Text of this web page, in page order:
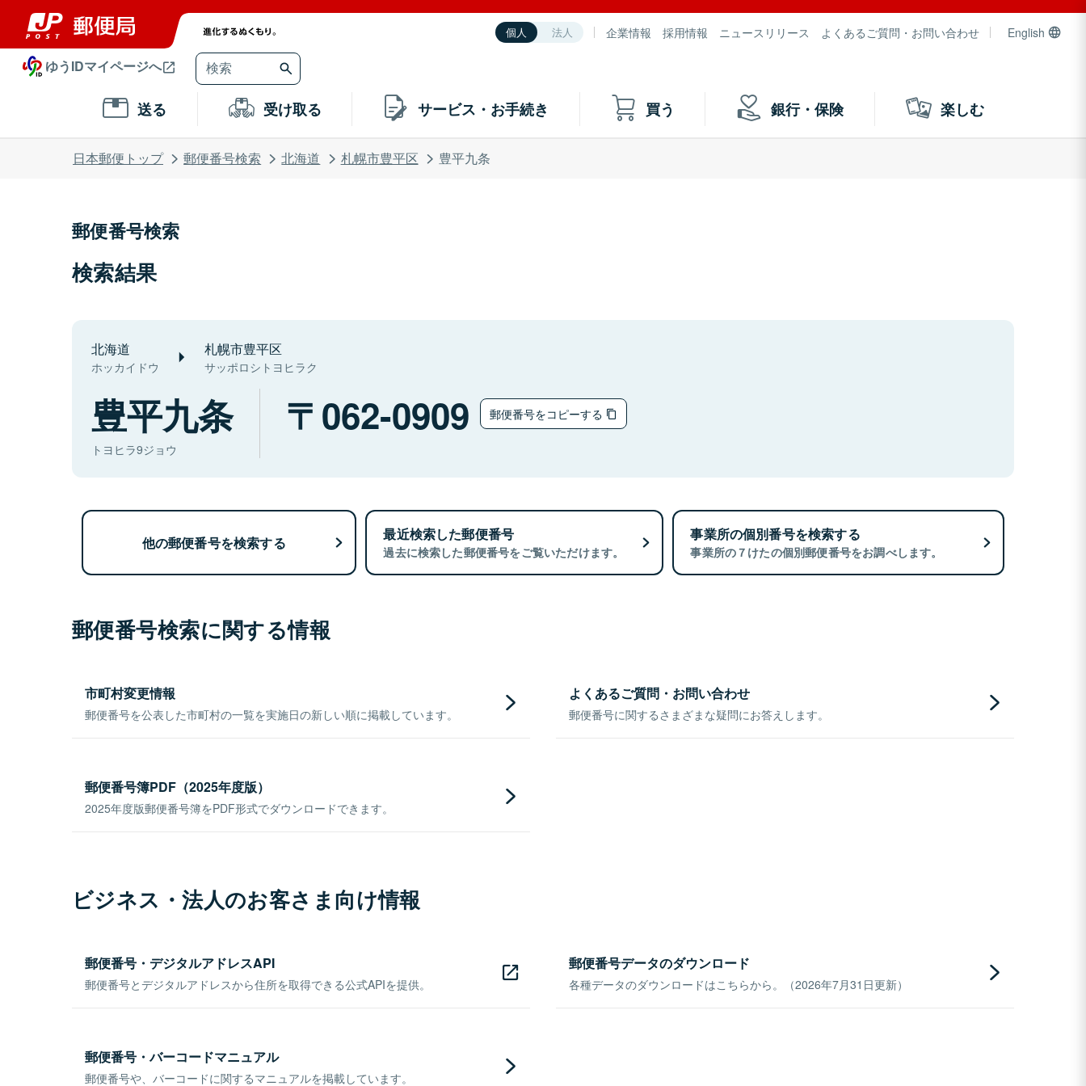
個人 法人 企業情報 採用情報 ニュースリリース よくあるご質問・お問い合わせ English
ゆうIDマイページへ
送る 受け取る サービス・お手続き 買う 銀行・保険 楽しむ
日本郵便トップ 郵便番号検索 北海道 札幌市豊平区 豊平九条
郵便番号検索
検索結果
北海道
ホッカイドウ
札幌市豊平区
サッポロシトヨヒラク
豊平九条
トヨヒラ9ジョウ
062-0909 郵便番号をコピーする
他の郵便番号を検索する 最近検索した郵便番号
過去に検索した郵便番号をご覧いただけます。
事業所の個別番号を検索する
事業所の７けたの個別郵便番号をお調べします。
郵便番号検索に関する情報
市町村変更情報
郵便番号を公表した市町村の一覧を実施日の新しい順に掲載しています。
よくあるご質問・お問い合わせ
郵便番号に関するさまざまな疑問にお答えします。
郵便番号簿PDF（2025年度版）
2025年度版郵便番号簿をPDF形式でダウンロードできます。
ビジネス・法人のお客さま向け情報
郵便番号・デジタルアドレスAPI
郵便番号とデジタルアドレスから住所を取得できる公式APIを提供。
郵便番号データのダウンロード
各種データのダウンロードはこちらから。（2026年7月31日更新）
郵便番号・バーコードマニュアル
郵便番号や、バーコードに関するマニュアルを掲載しています。